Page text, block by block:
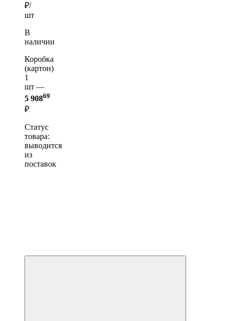
₽/
шт
В
наличии
Коробка
(картон)
1
шт —
5 90869
₽
Статус
товара:
выводится
из
поставок